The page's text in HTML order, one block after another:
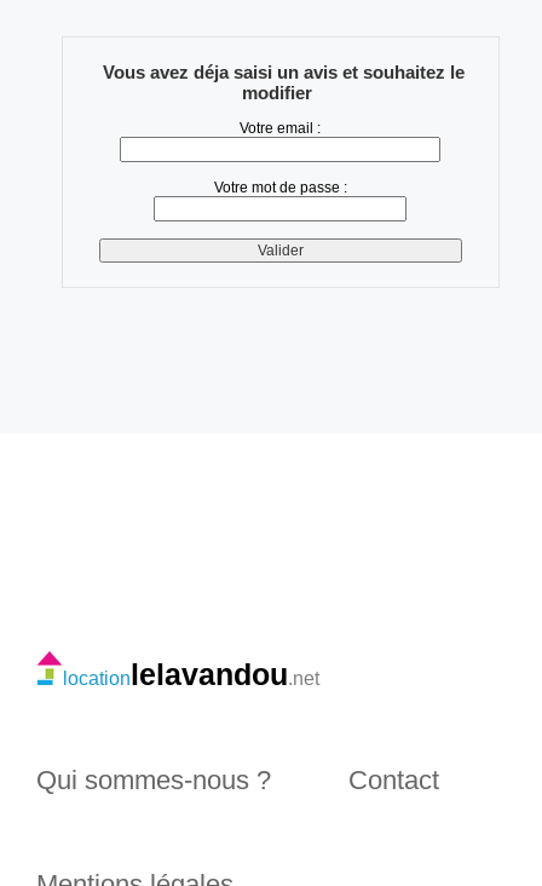
Vous avez déja saisi un avis et souhaitez le
modifier
Votre email :
Votre mot de passe :
locationlelavandou.net
Qui sommes-nous ? Contact